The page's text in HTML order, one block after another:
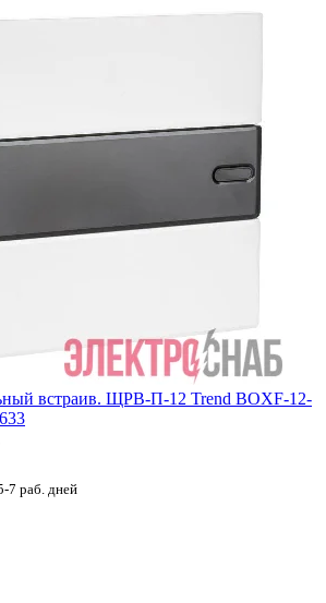
встраив. ЩРВ-П-12 Trend BOXF-12-
7 раб. дней